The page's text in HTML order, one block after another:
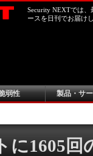
Security NEXTでは
ースを日刊でお届け
弱性 製品・サ
に1605回